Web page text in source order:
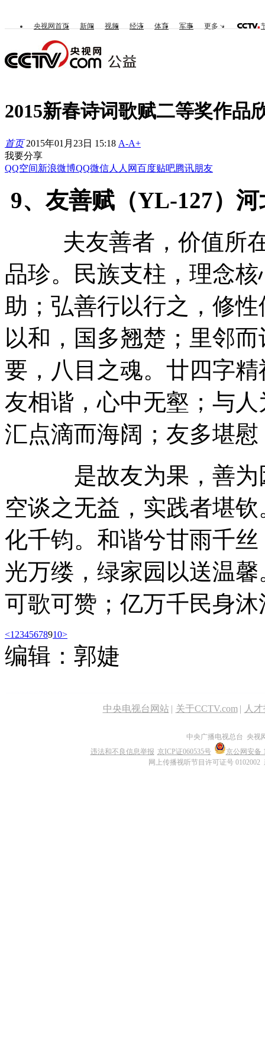
央视网首页 新闻 视频 经济 体育 军事 更多
2015新春诗词歌赋二等奖作品
首页 2015年01月23日 15:18 A-A+
我要分享
QQ空间新浪微博QQ微信人人网百度贴吧腾讯朋友
9、友善赋（YL-127）
夫友善者，价值所在
品珍。民族支柱，理念
助；弘善行以行之，修
以和，国多翘楚；里邻
要，八目之魂。廿四字
友相谐，心中无壑；与
汇点滴而海阔；友多堪
是故友为果，善为因
空谈之无益，实践者堪
化千钧。和谐兮甘雨千
光万缕，绿家园以送温
可歌可赞；亿万千民身
<1 2345678910>
编辑：郭婕
中央电视台网站 | 关于CCTV.com | 人
中央广播电视总台 央视
违法和不良信息举报 京ICP证060535号
京公网安备
网上传播视听节目许可证号 0102002